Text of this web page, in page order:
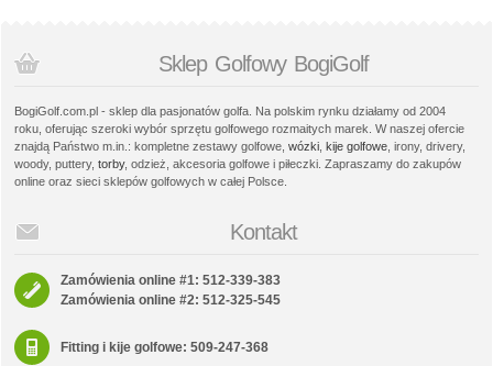
Sklep Golfowy BogiGolf
BogiGolf.com.pl - sklep dla pasjonatów golfa. Na polskim rynku działamy od 2004
roku, oferując szeroki wybór sprzętu golfowego rozmaitych marek. W naszej ofercie
znajdą Państwo m.in.: kompletne zestawy golfowe, wózki kije golfowe , irony, drivery,
woody, puttery, torby, odzież, akcesoria golfowe i piłeczki. Zapraszamy do zakupów
online oraz sieci sklepów golfowych w całej Polsce.
Kontakt
Zamówienia online #1: 512-339-383
Zamówienia online #2: 512-325-545
Fitting i kije golfowe: 509-247-368